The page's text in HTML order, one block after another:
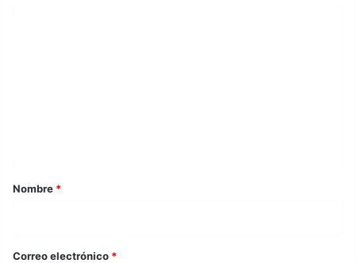
r
*
Nombre *
Correo electrónico *